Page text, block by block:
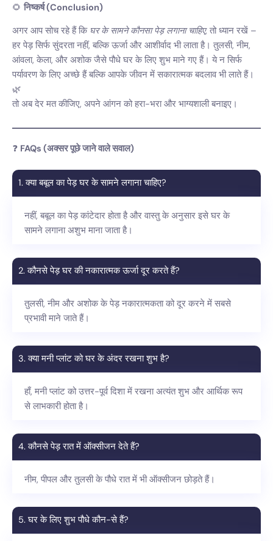
🌻 निष्कर्ष (Conclusion)
अगर आप सोच रहे हैं कि घर के सामने कौनसा पेड़ लगाना चाहिए, तो ध्यान रखें –
हर पेड़ सिर्फ सुंदरता नहीं, बल्कि ऊर्जा और आशीर्वाद भी लाता है। तुलसी, नीम,
आंवला, केला, और अशोक जैसे पौधे घर के लिए शुभ माने गए हैं। ये न सिर्फ
पर्यावरण के लिए अच्छे हैं बल्कि आपके जीवन में सकारात्मक बदलाव भी लाते हैं।
🌿
तो अब देर मत कीजिए, अपने आंगन को हरा-भरा और भाग्यशाली बनाइए।
❓ FAQs (अक्सर पूछे जाने वाले सवाल)
1. क्या बबूल का पेड़ घर के सामने लगाना चाहिए?
नहीं, बबूल का पेड़ कांटेदार होता है और वास्तु के अनुसार इसे घर के
सामने लगाना अशुभ माना जाता है।
2. कौनसे पेड़ घर की नकारात्मक ऊर्जा दूर करते हैं?
तुलसी, नीम और अशोक के पेड़ नकारात्मकता को दूर करने में सबसे
प्रभावी माने जाते हैं।
3. क्या मनी प्लांट को घर के अंदर रखना शुभ है?
हाँ, मनी प्लांट को उत्तर-पूर्व दिशा में रखना अत्यंत शुभ और आर्थिक रूप
से लाभकारी होता है।
4. कौनसे पेड़ रात में ऑक्सीजन देते हैं?
नीम, पीपल और तुलसी के पौधे रात में भी ऑक्सीजन छोड़ते हैं।
5. घर के लिए शुभ पौधे कौन-से हैं?